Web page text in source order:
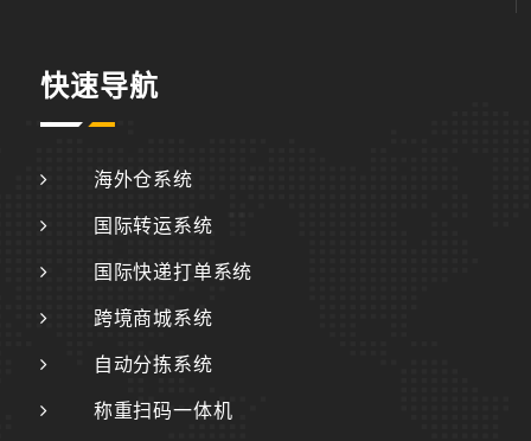
快速导航
海外仓系统
国际转运系统
国际快递打单系统
跨境商城系统
自动分拣系统
称重扫码一体机